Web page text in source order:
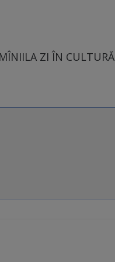
LA ZI ÎN CULTURĂ